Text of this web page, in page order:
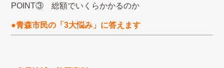
POINT③ 総額でいくらかかるのか
●青森市民の「3大悩み」に答えます